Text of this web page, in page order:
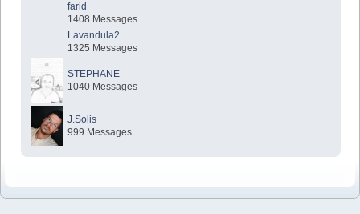
farid
1408 Messages
Lavandula2
1325 Messages
STEPHANE
1040 Messages
J.Solis
999 Messages